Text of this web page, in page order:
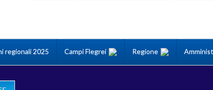
regionali 2025 Campi Flegrei Regione